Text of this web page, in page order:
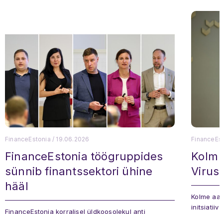
FinanceEstonia / 19.06.2026
FinanceEstonia töögruppides
sünnib finantssektori ühine
hääl
FinanceEstonia korralisel üldkoosolekul anti
Kolm
Kolme
initsiatiiv